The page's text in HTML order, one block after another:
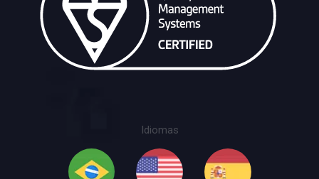
Idiomas